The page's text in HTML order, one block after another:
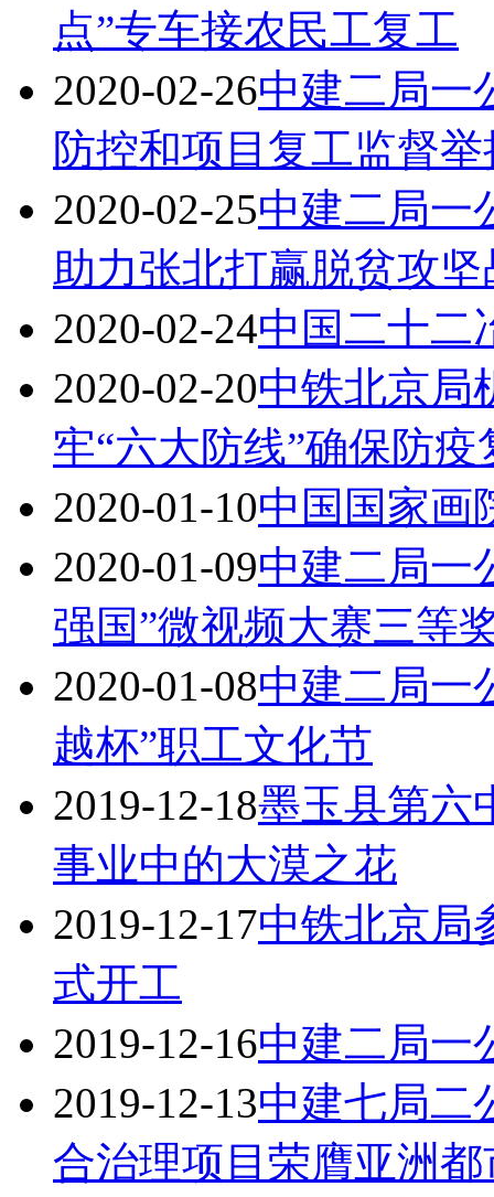
点”专车接农民工复工
2020-02-26中建二局一
防控和项目复工监督举
2020-02-25中建二局一
助力张北打赢脱贫攻坚
2020-02-24中国二十二
2020-02-20中铁北京局
牢“六大防线”确保防
2020-01-10中国国家画
2020-01-09中建二局一
强国”微视频大赛三等
2020-01-08中建二局一
越杯”职工文化节
2019-12-18墨玉县第
事业中的大漠之花
2019-12-17中铁北京局
式开工
2019-12-16中建二局一
2019-12-13中建七局二
合治理项目荣膺亚洲